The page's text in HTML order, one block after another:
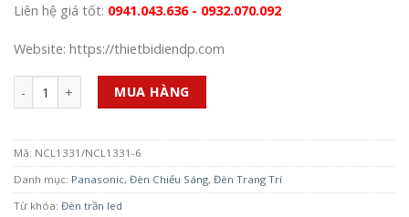
Liên hệ giá tốt: 0941.043.636 - 0932.070.092
Website: https://thietbidiendp.com
Số lượng MUA HÀNG
Mã: NCL1331/NCL1331-6
Danh mục: Panasonic, Đèn Chiếu Sáng, Đèn Trang Trí
Từ khóa: Đèn trần led